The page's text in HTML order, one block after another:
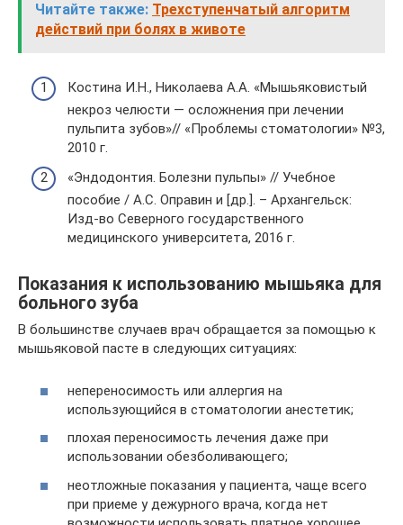
Читайте также: Трехступенчатый алгоритм
действий при болях в животе
Костина И.Н., Николаева А.А. «Мышьяковистый
некроз челюсти — осложнения при лечении
пульпита зубов»// «Проблемы стоматологии» №3,
2010 г.
«Эндодонтия. Болезни пульпы» // Учебное
пособие / А.С. Оправин и [др.]. – Архангельск:
Изд-во Северного государственного
медицинского университета, 2016 г.
Показания к использованию мышьяка для
больного зуба
В большинстве случаев врач обращается за помощью к
мышьяковой пасте в следующих ситуациях:
непереносимость или аллергия на
использующийся в стоматологии анестетик;
плохая переносимость лечения даже при
использовании обезболивающего;
неотложные показания у пациента, чаще всего
при приеме у дежурного врача, когда нет